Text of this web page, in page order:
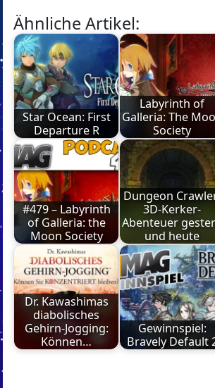
Ähnliche Artikel:
Star Ocean: First
Departure R
Labyrinth of
Galleria: The
Society
#479 – Labyrinth
of Galleria: the
Moon Society
Dungeon
3D-Kerker-
Abenteuer
und heute
Dr. Kawashimas
diabolisches
Gehirn-Jogging:
Können…
Gewinnspiel:
Bravely Default